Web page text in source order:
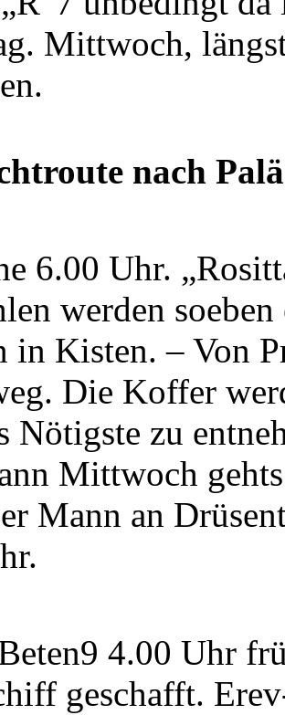
Mittwoch,
nach
6.00 Uhr.
werden
in Kisten. – Von
Die Koffer
Nötigste zu
Mittwoch
Mann an
4.00 Uhr
geschafft.